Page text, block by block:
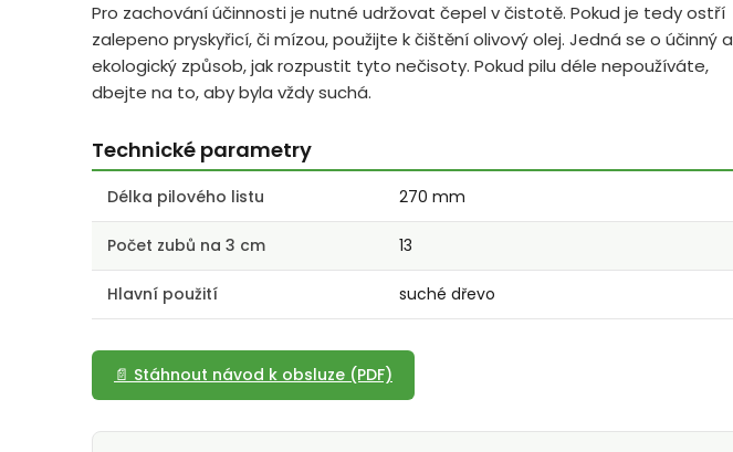
Pro zachování účinnosti je nutné udržovat čepel v čistotě. Pokud je tedy ostří
zalepeno pryskyřicí, či mízou, použijte k čištění olivový olej. Jedná se o účinný a
ekologický způsob, jak rozpustit tyto nečisoty. Pokud pilu déle nepoužíváte,
dbejte na to, aby byla vždy suchá.
Technické parametry
Délka pilového listu 270 mm
Počet zubů na 3 cm 13
Hlavní použití suché dřevo
📄 Stáhnout návod k obsluze (PDF)